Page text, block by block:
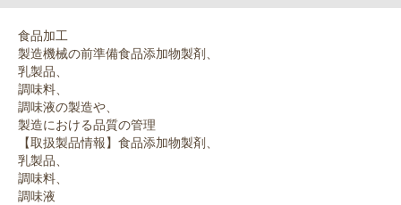
食品加工
製造機械の前準備食品添加物製剤、
乳製品、
調味料、
調味液の製造や、
製造における品質の管理
【取扱製品情報】食品添加物製剤、
乳製品、
調味料、
調味液